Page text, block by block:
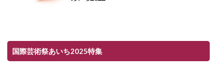
国際芸術祭あいち2025特集